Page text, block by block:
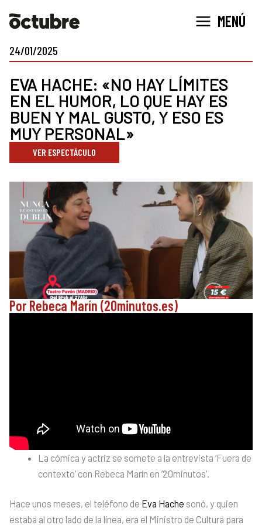
MENÚ
24/01/2025
EVA HACHE: «NO HAY LÍMITES
EN EL HUMOR, LO QUE HAY ES
BUEN Y MAL GUSTO, Y ESO ES
MUY PERSONAL»
VER ESPECTÁCULO
Por Rebeca Marín (20minutos.es)
La cómica y actriz se somete a la entrevista ‘Fuera de
contexto’ con Rebeca Marín en ’20minutos’.
Hace unos meses, el teléfono de Eva Hache sonó, y quien
estaba al otro lado de la línea, era el Ministro de Cultura para